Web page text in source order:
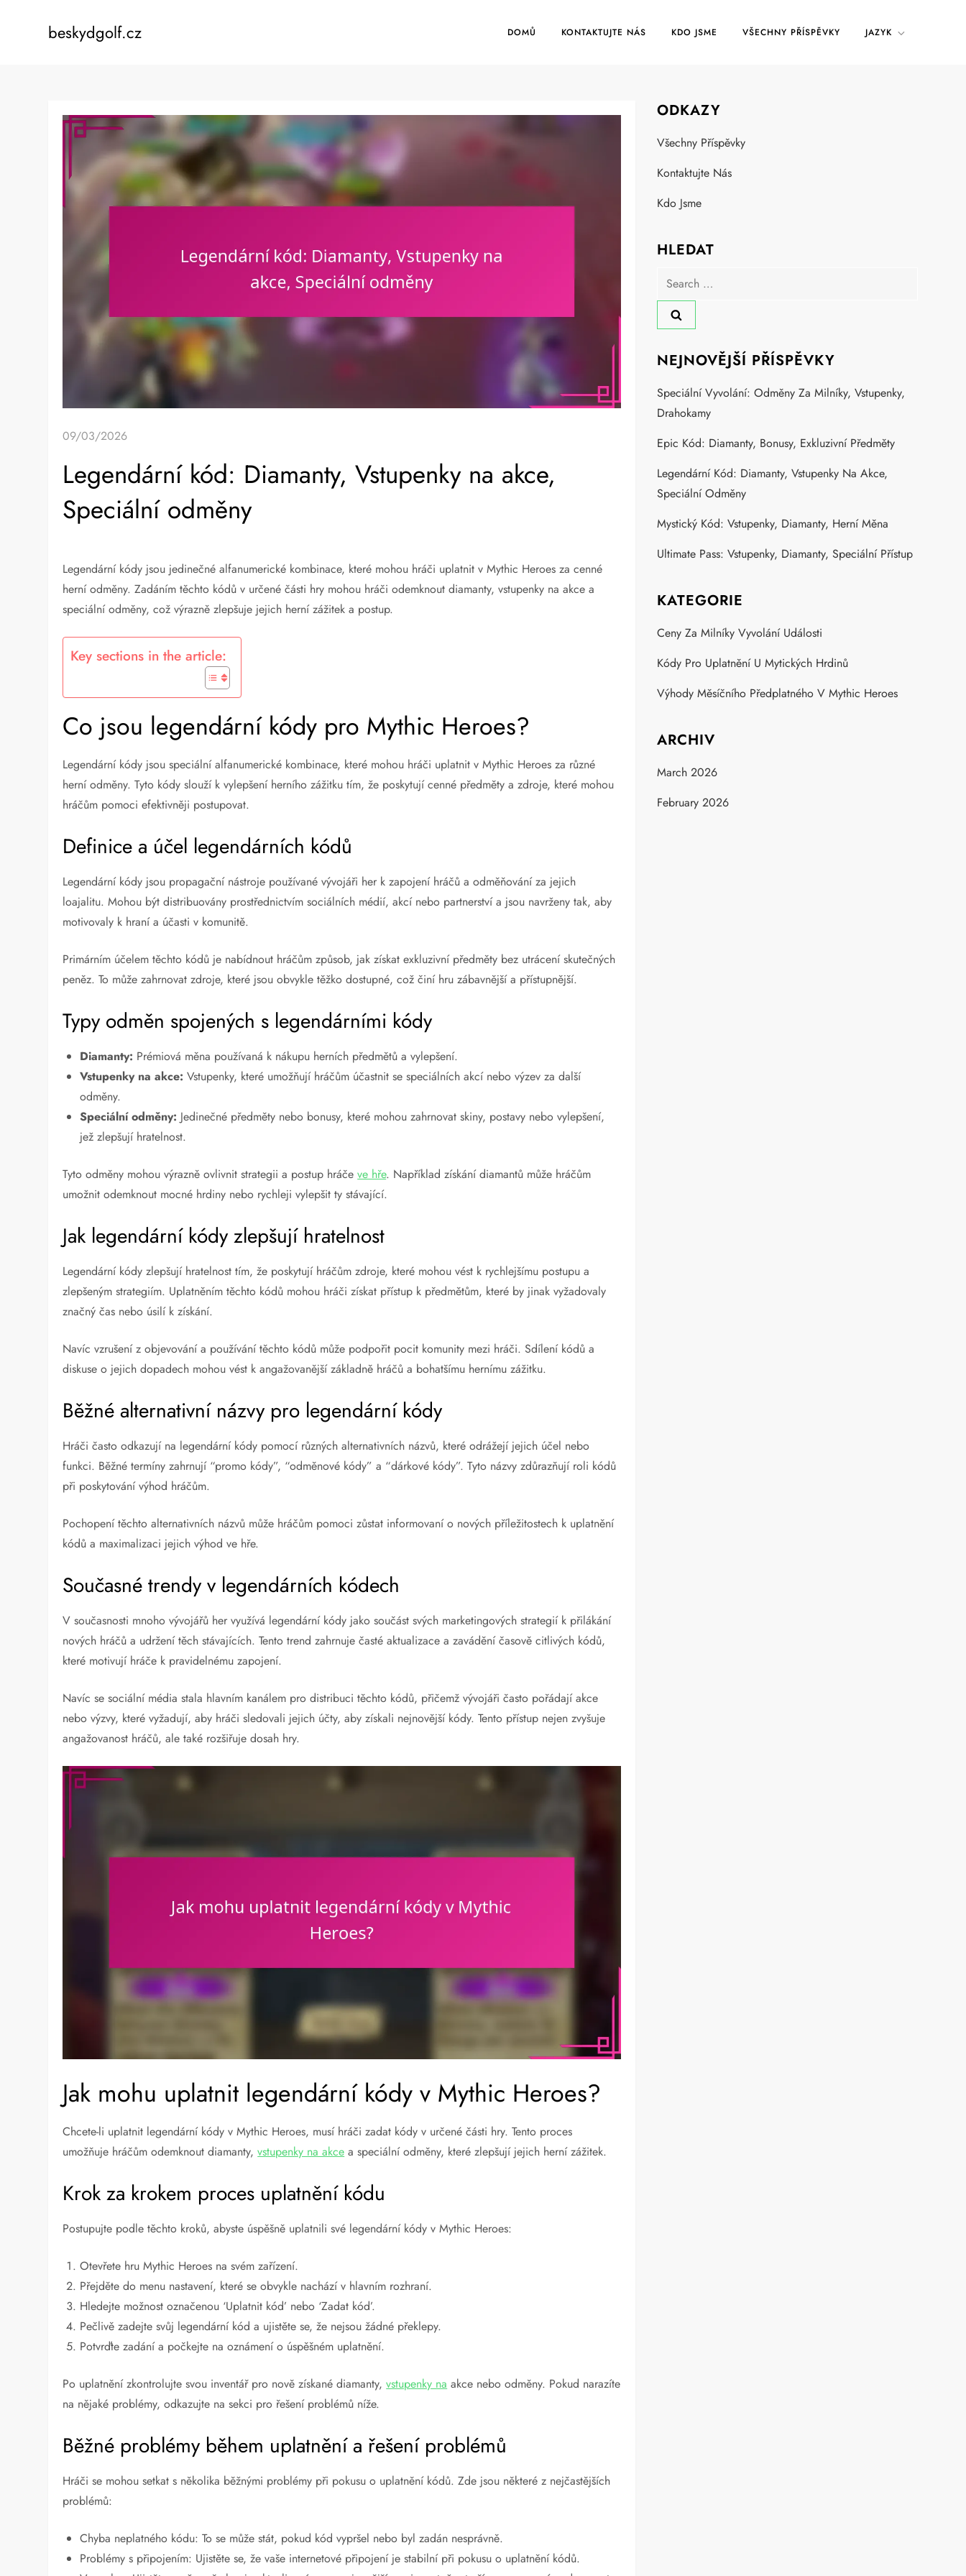
beskydgolf.cz DOMŮ KONTAKTUJTE NÁS KDO JSME VŠECHNY PŘÍSPĚVKY JAZYK
09/03/2026
Legendární kód: Diamanty, Vstupenky na akce,
Speciální odměny
Legendární kódy jsou jedinečné alfanumerické kombinace, které mohou hráči uplatnit v Mythic Heroes za cenné
herní odměny. Zadáním těchto kódů v určené části hry mohou hráči odemknout diamanty, vstupenky na akce a
speciální odměny, což výrazně zlepšuje jejich herní zážitek a postup.
Key sections in the article:
Co jsou legendární kódy pro Mythic Heroes?
Legendární kódy jsou speciální alfanumerické kombinace, které mohou hráči uplatnit v Mythic Heroes za různé
herní odměny. Tyto kódy slouží k vylepšení herního zážitku tím, že poskytují cenné předměty a zdroje, které mohou
hráčům pomoci efektivněji postupovat.
Definice a účel legendárních kódů
Legendární kódy jsou propagační nástroje používané vývojáři her k zapojení hráčů a odměňování za jejich
loajalitu. Mohou být distribuovány prostřednictvím sociálních médií, akcí nebo partnerství a jsou navrženy tak, aby
motivovaly k hraní a účasti v komunitě.
Primárním účelem těchto kódů je nabídnout hráčům způsob, jak získat exkluzivní předměty bez utrácení skutečných
peněz. To může zahrnovat zdroje, které jsou obvykle těžko dostupné, což činí hru zábavnější a přístupnější.
Typy odměn spojených s legendárními kódy
Diamanty: Prémiová měna používaná k nákupu herních předmětů a vylepšení.
Vstupenky na akce: Vstupenky, které umožňují hráčům účastnit se speciálních akcí nebo výzev za další
odměny.
Speciální odměny: Jedinečné předměty nebo bonusy, které mohou zahrnovat skiny, postavy nebo vylepšení,
jež zlepšují hratelnost.
Tyto odměny mohou výrazně ovlivnit strategii a postup hráčeve hře. Například získání diamantů může hráčům
umožnit odemknout mocné hrdiny nebo rychleji vylepšit ty stávající.
Jak legendární kódy zlepšují hratelnost
Legendární kódy zlepšují hratelnost tím, že poskytují hráčům zdroje, které mohou vést k rychlejšímu postupu a
zlepšeným strategiím. Uplatněním těchto kódů mohou hráči získat přístup k předmětům, které by jinak vyžadovaly
značný čas nebo úsilí k získání.
Navíc vzrušení z objevování a používání těchto kódů může podpořit pocit komunity mezi hráči. Sdílení kódů a
diskuse o jejich dopadech mohou vést k angažovanější základně hráčů a bohatšímu hernímu zážitku.
Běžné alternativní názvy pro legendární kódy
Hráči často odkazují na legendární kódy pomocí různých alternativních názvů, které odrážejí jejich účel nebo
funkci. Běžné termíny zahrnují “promo kódy”, “odměnové kódy” a “dárkové kódy”. Tyto názvy zdůrazňují roli kódů
při poskytování výhod hráčům.
Pochopení těchto alternativních názvů může hráčům pomoci zůstat informovaní o nových příležitostech k uplatnění
kódů a maximalizaci jejich výhod ve hře.
Současné trendy v legendárních kódech
V současnosti mnoho vývojářů her využívá legendární kódy jako součást svých marketingových strategií k přilákání
nových hráčů a udržení těch stávajících. Tento trend zahrnuje časté aktualizace a zavádění časově citlivých kódů,
které motivují hráče k pravidelnému zapojení.
Navíc se sociální média stala hlavním kanálem pro distribuci těchto kódů, přičemž vývojáři často pořádají akce
nebo výzvy, které vyžadují, aby hráči sledovali jejich účty, aby získali nejnovější kódy. Tento přístup nejen zvyšuje
angažovanost hráčů, ale také rozšiřuje dosah hry.
Jak mohu uplatnit legendární kódy v Mythic Heroes?
Chcete-li uplatnit legendární kódy v Mythic Heroes, musí hráči zadat kódy v určené části hry. Tento proces
umožňuje hráčům odemknout diamanty,vstupenky na akce a speciální odměny, které zlepšují jejich herní zážitek.
Krok za krokem proces uplatnění kódu
Postupujte podle těchto kroků, abyste úspěšně uplatnili své legendární kódy v Mythic Heroes:
Otevřete hru Mythic Heroes na svém zařízení.
Přejděte do menu nastavení, které se obvykle nachází v hlavním rozhraní.
Hledejte možnost označenou ‘Uplatnit kód’ nebo ‘Zadat kód’.
Pečlivě zadejte svůj legendární kód a ujistěte se, že nejsou žádné překlepy.
Potvrďte zadání a počkejte na oznámení o úspěšném uplatnění.
Po uplatnění zkontrolujte svou inventář pro nově získané diamanty,vstupenky na akce nebo odměny. Pokud narazíte
na nějaké problémy, odkazujte na sekci pro řešení problémů níže.
Běžné problémy během uplatnění a řešení problémů
Hráči se mohou setkat s několika běžnými problémy při pokusu o uplatnění kódů. Zde jsou některé z nejčastějších
problémů:
Chyba neplatného kódu: To se může stát, pokud kód vypršel nebo byl zadán nesprávně.
Problémy s připojením: Ujistěte se, že vaše internetové připojení je stabilní při pokusu o uplatnění kódů.
ODKAZY
Všechny Příspěvky
Kontaktujte Nás
Kdo Jsme
HLEDAT
Search
for:
NEJNOVĚJŠÍ PŘÍSPĚVKY
Speciální Vyvolání: Odměny Za Milníky, Vstupenky,
Drahokamy
Epic Kód: Diamanty, Bonusy, Exkluzivní Předměty
Legendární Kód: Diamanty, Vstupenky Na Akce,
Speciální Odměny
Mystický Kód: Vstupenky, Diamanty, Herní Měna
Ultimate Pass: Vstupenky, Diamanty, Speciální Přístup
KATEGORIE
Ceny Za Milníky Vyvolání Události
Kódy Pro Uplatnění U Mytických Hrdinů
Výhody Měsíčního Předplatného V Mythic Heroes
ARCHIV
March 2026
February 2026